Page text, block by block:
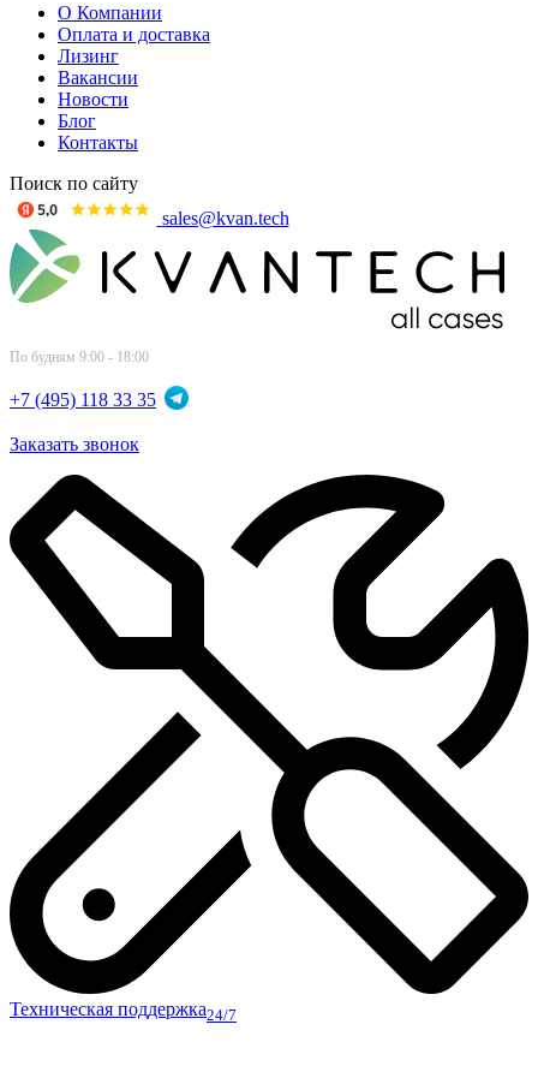
О Компании
Оплата и доставка
Лизинг
Вакансии
Новости
Блог
Контакты
Поиск по сайту
sales@kvan.tech
По будням 9:00 - 18:00
+7 (495) 118 33 35
Заказать звонок
Техническая поддержка24/7